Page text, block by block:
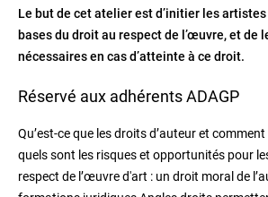
Le but de cet atelier est d’initier les
bases du droit au respect de l’œuvre, et de
nécessaires en cas d’atteinte à ce droit.
Réservé aux adhérents ADAGP
Qu’est-ce que les droits d’auteur et comment
quels sont les risques et opportunités pour
respect de l’œuvre d'art : un droit moral de